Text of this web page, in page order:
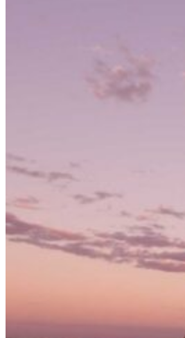
Grande Barrière de
Île Lord Howe Island
Kakadu National Park
Litchfield National
Darwin